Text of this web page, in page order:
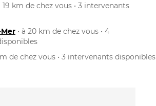
19 km de chez vous • 3 intervenants
• à 20 km de chez vous • 4
de chez vous • 3 intervenants disponibles